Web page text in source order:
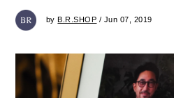
byB.R.SHOP / Jun 07, 2019